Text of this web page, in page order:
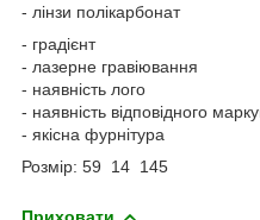
- лінзи полікарбонат
- градієнт
- лазерне гравіювання
- наявність лого
- наявність відповідного
- якісна фурнітура
Розмір: 59 14 145
Приховати